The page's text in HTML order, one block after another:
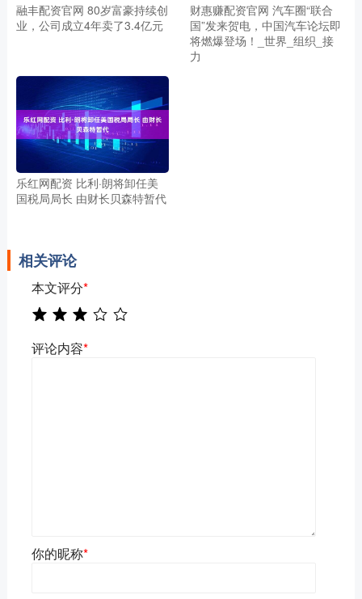
融丰配资官网 80岁富豪持续创
业，公司成立4年卖了3.4亿元
财惠赚配资官网 汽车圈“联合
国”发来贺电，中国汽车论坛即
将燃爆登场！_世界_组织_接
力
乐红网配资 比利·朗将卸任美
国税局局长 由财长贝森特暂代
相关评论
本文评分*
评论内容*
你的昵称*